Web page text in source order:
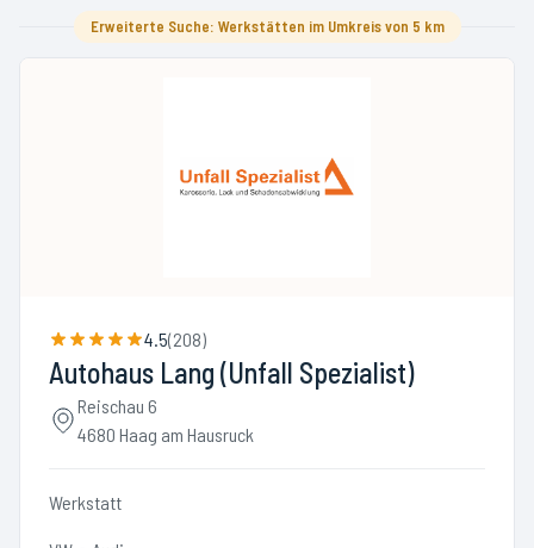
Erweiterte Suche: Werkstätten im Umkreis von 5 km
4.5(208)
Autohaus Lang (Unfall Spezialist)
Reischau 6
4680 Haag am Hausruck
Werkstatt